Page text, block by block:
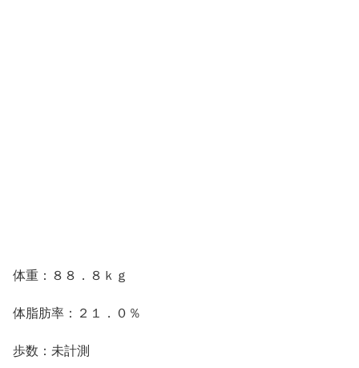
体重：８８．８ｋｇ
体脂肪率：２１．０％
歩数：未計測